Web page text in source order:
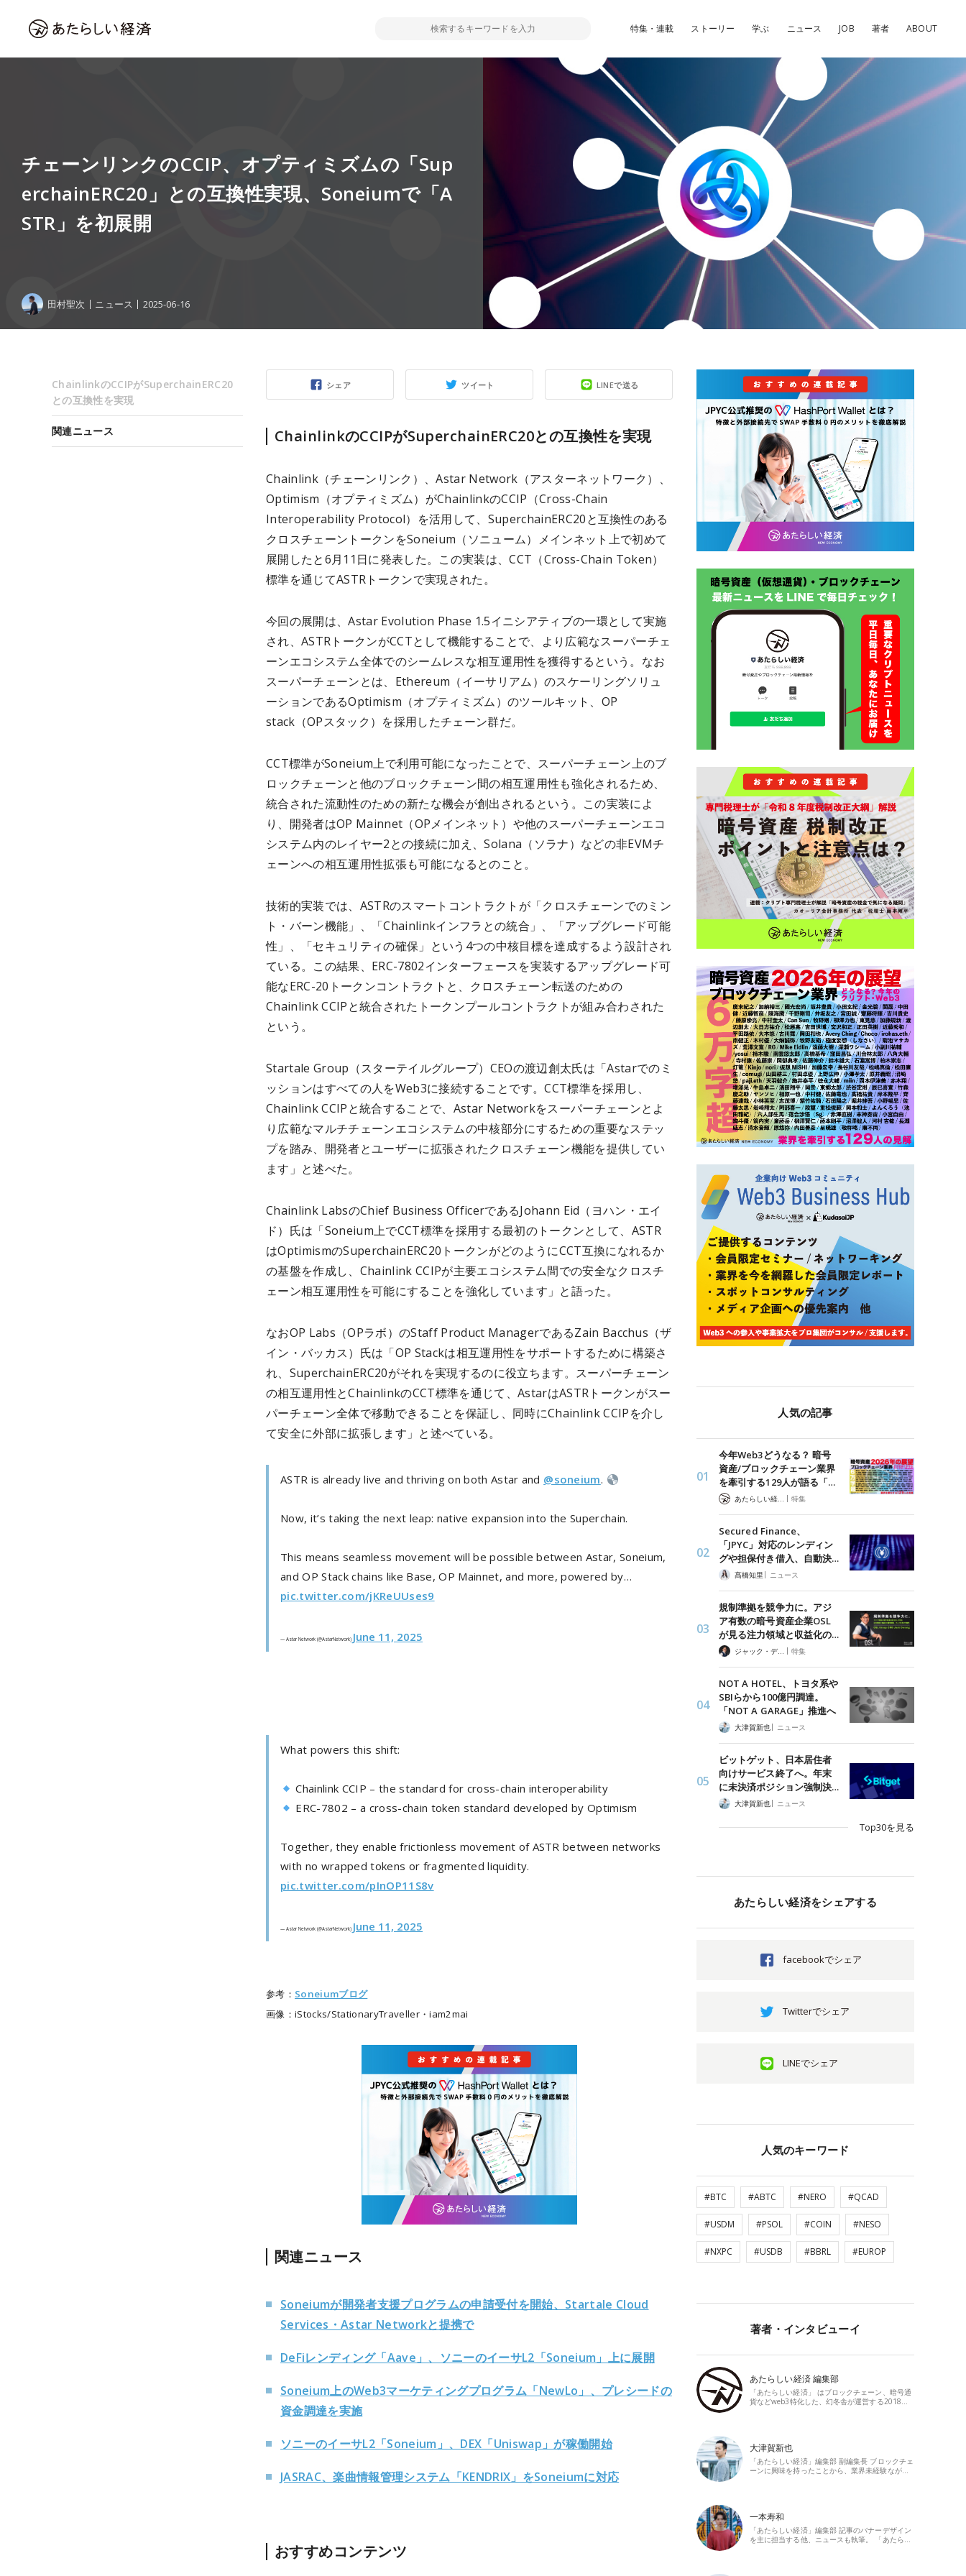
特集・連載 ストーリー 学ぶ ニュース JOB 著者 ABOUT
チェーンリンクのCCIP、オプティミズムの「Sup
erchainERC20」との互換性実現、Soneiumで「A
STR」を初展開
田村聖次 ニュース 2025-06-16
シェア ツイート LINEで送る
ChainlinkのCCIPがSuperchainERC20との互換性を実現
Chainlink（チェーンリンク）、Astar Network（アスターネットワーク）、
Optimism（オプティミズム）がChainlinkのCCIP（Cross-Chain
Interoperability Protocol）を活用して、SuperchainERC20と互換性のある
クロスチェーントークンをSoneium（ソニューム）メインネット上で初めて
展開したと6月11日に発表した。この実装は、CCT（Cross-Chain Token）
標準を通じてASTRトークンで実現された。
今回の展開は、Astar Evolution Phase 1.5イニシアティブの一環として実施
され、ASTRトークンがCCTとして機能することで、より広範なスーパーチェ
ーンエコシステム全体でのシームレスな相互運用性を獲得するという。なお
スーパーチェーンとは、Ethereum（イーサリアム）のスケーリングソリュ
ーションであるOptimism（オプティミズム）のツールキット、OP
stack（OPスタック）を採用したチェーン群だ。
CCT標準がSoneium上で利用可能になったことで、スーパーチェーン上のブ
ロックチェーンと他のブロックチェーン間の相互運用性も強化されるため、
統合された流動性のための新たな機会が創出されるという。この実装によ
り、開発者はOP Mainnet（OPメインネット）や他のスーパーチェーンエコ
システム内のレイヤー2との接続に加え、Solana（ソラナ）などの非EVMチ
ェーンへの相互運用性拡張も可能になるとのこと。
技術的実装では、ASTRのスマートコントラクトが「クロスチェーンでのミン
ト・バーン機能」、「Chainlinkインフラとの統合」、「アップグレード可能
性」、「セキュリティの確保」という4つの中核目標を達成するよう設計され
ている。この結果、ERC-7802インターフェースを実装するアップグレード可
能なERC-20トークンコントラクトと、クロスチェーン転送のための
Chainlink CCIPと統合されたトークンプールコントラクトが組み合わされた
という。
Startale Group（スターテイルグループ）CEOの渡辺創太氏は「Astarでのミ
ッションはすべての人をWeb3に接続することです。CCT標準を採用し、
Chainlink CCIPと統合することで、Astar Networkをスーパーチェーンとよ
り広範なマルチチェーンエコシステムの中核部分にするための重要なステッ
プを踏み、開発者とユーザーに拡張されたクロスチェーン機能を提供してい
ます」と述べた。
Chainlink LabsのChief Business OfficerであるJohann Eid（ヨハン・エイ
ド）氏は「Soneium上でCCT標準を採用する最初のトークンとして、ASTR
はOptimismのSuperchainERC20トークンがどのようにCCT互換になれるか
の基盤を作成し、Chainlink CCIPが主要エコシステム間での安全なクロスチ
ェーン相互運用性を可能にすることを強化しています」と語った。
なおOP Labs（OPラボ）のStaff Product ManagerであるZain Bacchus（ザ
イン・バッカス）氏は「OP Stackは相互運用性をサポートするために構築さ
れ、SuperchainERC20がそれを実現するのに役立ちます。スーパーチェーン
の相互運用性とChainlinkのCCT標準を通じて、AstarはASTRトークンがスー
パーチェーン全体で移動できることを保証し、同時にChainlink CCIPを介し
て安全に外部に拡張します」と述べている。
ASTR is already live and thriving on both Astar and @soneium.
Now, it’s taking the next leap: native expansion into the Superchain.
This means seamless movement will be possible between Astar, Soneium,
and OP Stack chains like Base, OP Mainnet, and more, powered by…
pic.twitter.com/jKReUUses9
— Astar Network (@AstarNetwork) June 11, 2025
What powers this shift:
Chainlink CCIP – the standard for cross-chain interoperability
ERC-7802 – a cross-chain token standard developed by Optimism
Together, they enable frictionless movement of ASTR between networks
with no wrapped tokens or fragmented liquidity.
pic.twitter.com/pInOP11S8v
— Astar Network (@AstarNetwork) June 11, 2025
参考： Soneiumブログ
画像：iStocks/StationaryTraveller・iam2mai
関連ニュース
Soneiumが開発者支援プログラムの申請受付を開始、Startale Cloud
Services・Astar Networkと提携で
DeFiレンディング「Aave」、ソニーのイーサL2「Soneium」上に展開
Soneium上のWeb3マーケティングプログラム「NewLo」、プレシードの
資金調達を実施
ソニーのイーサL2「Soneium」、DEX「Uniswap」が稼働開始
JASRAC、楽曲情報管理システム「KENDRIX」をSoneiumに対応
おすすめコンテンツ
ChainlinkのCCIPがSuperchainERC20
との互換性を実現
関連ニュース
人気の記事
今年Web3どうなる？ 暗号
資産/ブロックチェーン業界
を牽引する129人が語る「…
| 特集
Secured Finance、
「JPYC」対応のレンディン
グや担保付き借入、自動決…
髙橋知里 | ニュース
規制準拠を競争力に。アジ
ア有数の暗号資産企業OSL
が見る注力領域と収益化の…
ジャック・デロン（Jack Derong） | 特集
NOT A HOTEL、トヨタ系や
SBIらから100億円調達。
「NOT A GARAGE」推進へ
大津賀新也| ニュース
ビットゲット、日本居住者
向けサービス終了へ。年末
に未決済ポジション強制決…
大津賀新也| ニュース
Top30を見る
あたらしい経済をシェアする
facebookでシェア
Twitterでシェア
LINEでシェア
人気のキーワード
#BTC #ABTC #NERO #QCAD
#USDM #PSOL #COIN #NESO
#NXPC #USDB #BBRL #EUROP
著者・インタビューイ
あたらしい経済 編集部
「あたらしい経済」 はブロックチェーン、暗号通
貨などweb3特化した、幻冬舎が運営する2018…
大津賀新也
「あたらしい経済」編集部 副編集長 ブロックチェ
ーンに興味を持ったことから、業界未経験なが…
一本寿和
「あたらしい経済」編集部 記事のバナーデザイン
を主に担当する他、ニュースも執筆。 「あたら…